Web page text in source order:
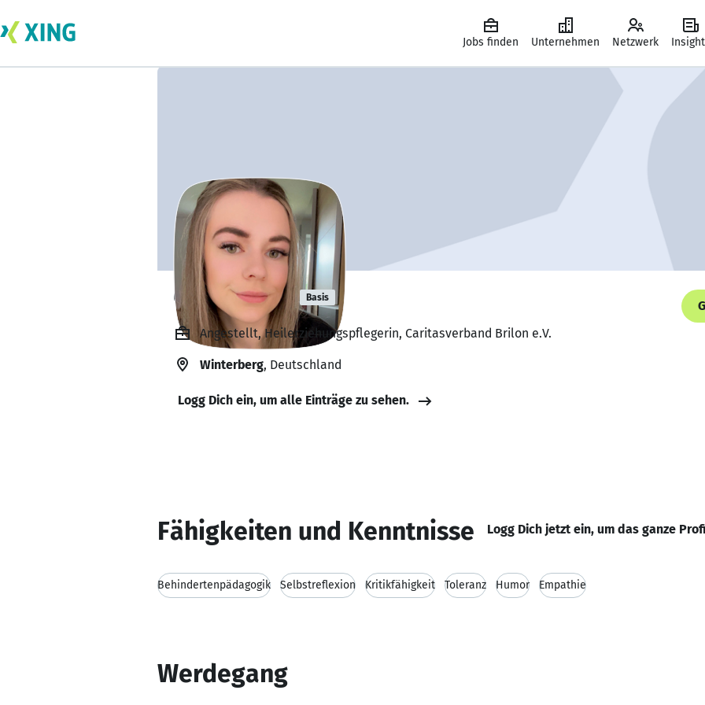
Jobs finden Unternehmen Netzwerk
Chiara Geltz Basis
Angestellt, Heilerziehungspflegerin, Caritasverband Brilon e.V.
Winterberg, Deutschland
Logg Dich ein, um alle Einträge zu sehen.
Fähigkeiten und Kenntnisse Logg Dich jetzt ein, um das ganze
Behindertenpädagogik Selbstreflexion Kritikfähigkeit Toleranz Humor Empathie
Werdegang